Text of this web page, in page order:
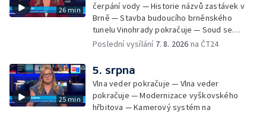
26 min
čerpání vody — Historie názvů zastávek v
Brně — Stavba budoucího brněnského
tunelu Vinohrady pokračuje — Soud se
žhářem zlínského baru — Odložení bourání
Czech Rally Zlín — Začal 7. ročník festivalu
Pop Messe — Přestavba mostu v Hodoníně
— Fenomén památníčků
Poslední vysílání 7. 8. 2026 na ČT24
25 min
5. srpna
Vlna veder pokračuje — Vlna veder
pokračuje — Modernizace vyškovského
hřbitova — Kamerový systém na